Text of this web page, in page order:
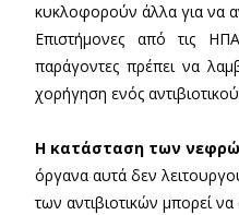
κυκλοφορούν άλλα για να
Επιστήμονες από τις
παράγοντες πρέπει να
χορήγηση ενός
Η κατάσταση των
όργανα αυτά δεν
των αντιβιοτικών μπορεί